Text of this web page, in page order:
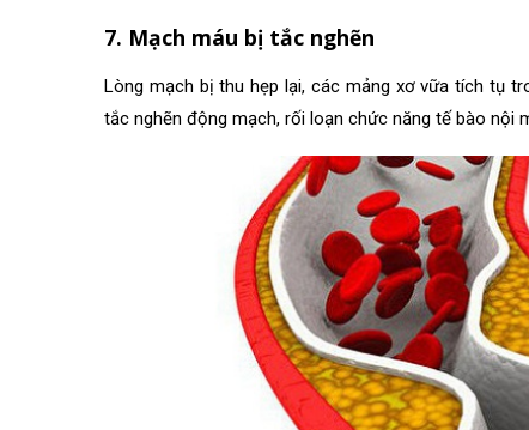
7. Mạch máu bị tắc nghẽn
Lòng mạch bị thu hẹp lại, các mảng xơ vữa tích tụ
tắc nghẽn động mạch, rối loạn chức năng tế bào nội